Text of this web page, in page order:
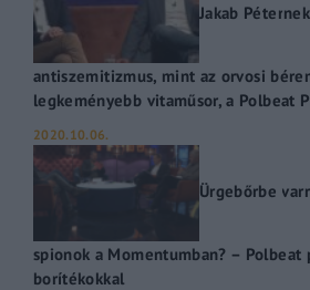
Jakab
antiszemitizmus, mint az orvosi
legkeményebb vitaműsor, a Polbeat
2020.10.06.
Ürgebőrbe
spionok a Momentumban? – Polbeat
borítékokkal